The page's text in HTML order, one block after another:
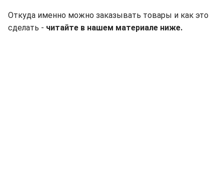
Откуда именно можно заказывать товары и как это
сделать - читайте в нашем материале ниже.